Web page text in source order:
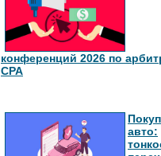
конференций 2026 по
СРА
авто: